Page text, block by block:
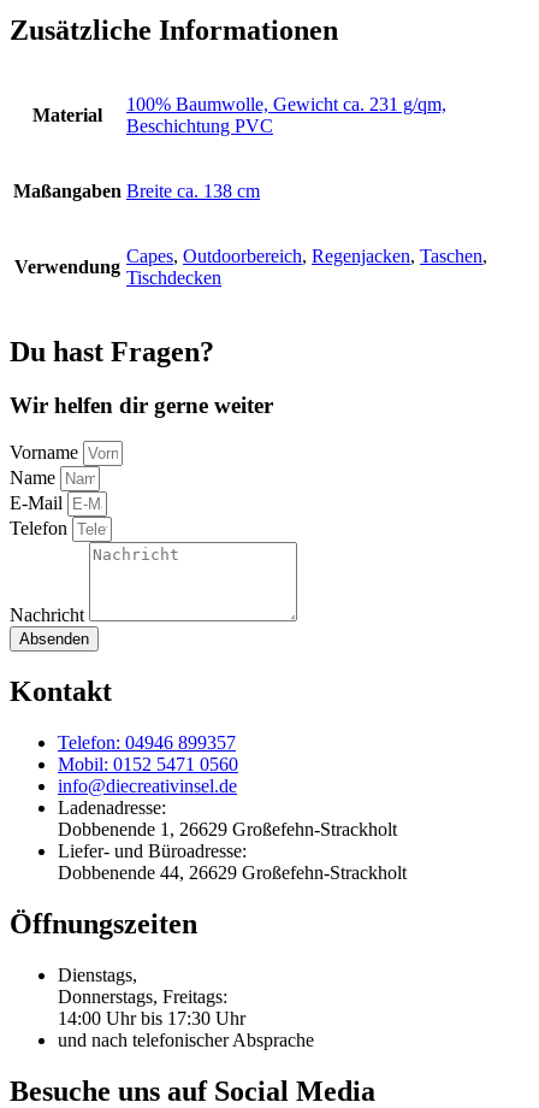
Zusätzliche Informationen
Material
100% Baumwolle, Gewicht ca. 231 g/qm,
Beschichtung PVC
Maßangaben Breite ca. 138 cm
Verwendung
Capes, Outdoorbereich, Regenjacken, Taschen,
Tischdecken
Du hast Fragen?
Wir helfen dir gerne weiter
Vorname
Name
E-Mail
Telefon
Nachricht
Absenden
Kontakt
Telefon: 04946 899357
Mobil: 0152 5471 0560
info@diecreativinsel.de
Ladenadresse:
Dobbenende 1, 26629 Großefehn-Strackholt
Liefer- und Büroadresse:
Dobbenende 44, 26629 Großefehn-Strackholt
Öffnungszeiten
Dienstags,
Donnerstags, Freitags:
14:00 Uhr bis 17:30 Uhr
und nach telefonischer Absprache
Besuche uns auf Social Media